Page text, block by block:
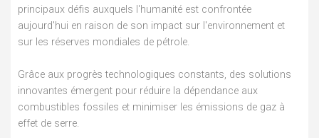
principaux défis auxquels l'humanité est confrontée
aujourd'hui en raison de son impact sur l'environnement et
sur les réserves mondiales de pétrole.
Grâce aux progrès technologiques constants, des solutions
innovantes émergent pour réduire la dépendance aux
combustibles fossiles et minimiser les émissions de gaz à
effet de serre.